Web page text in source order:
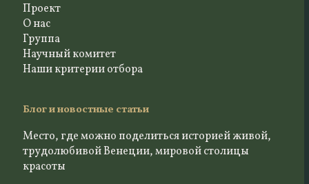
Проект
О нас
Группа
Научный комитет
Наши критерии отбора
Блог и новостные статьи
Место, где можно поделиться историей живой,
трудолюбивой Венеции, мировой столицы
красоты